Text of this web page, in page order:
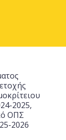
2025,
ΟΠΣ
2026